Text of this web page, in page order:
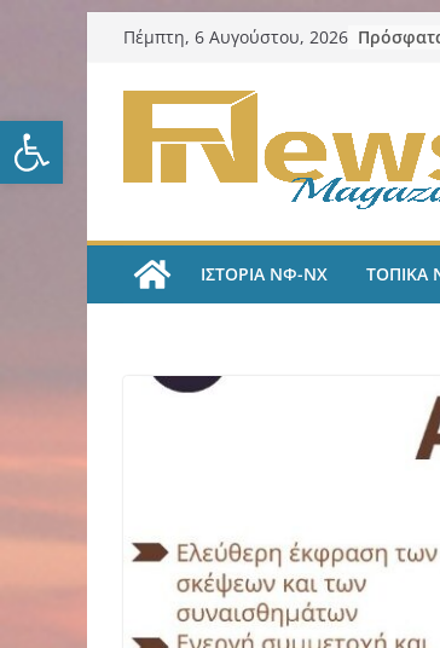
Ανοίξτε τη γραμμή
Μετάβαση
περιεχόμενο
Πέμπτη, 6 Αυγούστου, 2026
ΙΣΤΟΡΙΑ ΝΦ-ΝΧ ΤΟΠΙΚΑ